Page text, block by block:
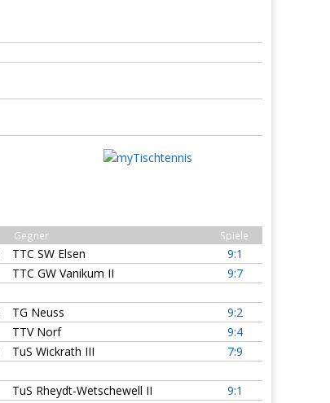
Gegner Spiele
TTC SW Elsen
9:1
TTC GW Vanikum II
9:7
TG Neuss
9:2
TTV Norf
9:4
TuS Wickrath III
7:9
TuS Rheydt-Wetschewell II
9:1